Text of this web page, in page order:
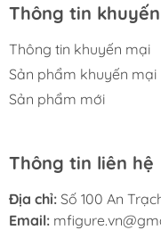
Thông tin
Thông tin khuyến mại
Sản phẩm khuyến mại
Sản phẩm mới
Thông tin liên hệ
Địa chỉ: Số 100 An
Email: